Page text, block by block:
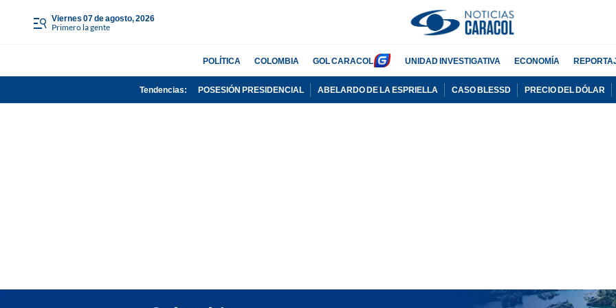
viernes 07 de agosto, 2026
Primero la gente
POLÍTICA COLOMBIA GOL CARACOL UNIDAD INVESTIGATIVA ECONOMÍA
Tendencias: POSESIÓN PRESIDENCIAL ABELARDO DE LA ESPRIELLA CASO BLESSD PRECIO DEL DÓLAR